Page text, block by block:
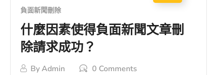
負面新聞刪除
什麼因素使得負面新聞文章刪
除請求成功？
ByAdmin 0 Comments